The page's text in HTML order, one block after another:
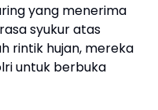
yang menerima
syukur atas
rintik hujan, mereka
untuk berbuka